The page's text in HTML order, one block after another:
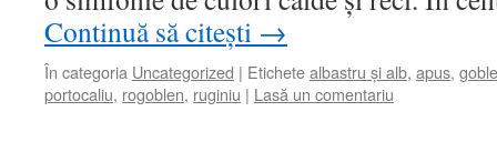
Continuă să citești →
În categoria Uncategorized | Etichetealbastru și alb, apus,
portocaliu, rogoblen, ruginiu | Lasă un comentariu